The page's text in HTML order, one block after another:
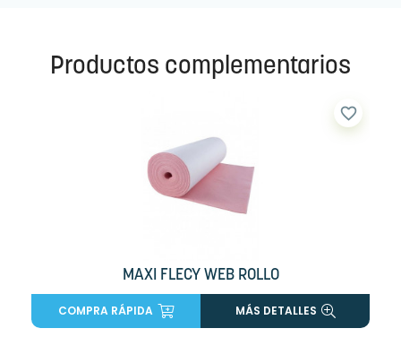
Productos complementarios
MAXI FLECY WEB ROLLO
favorite_border
COMPRA RÁPIDA MÁS DETALLES